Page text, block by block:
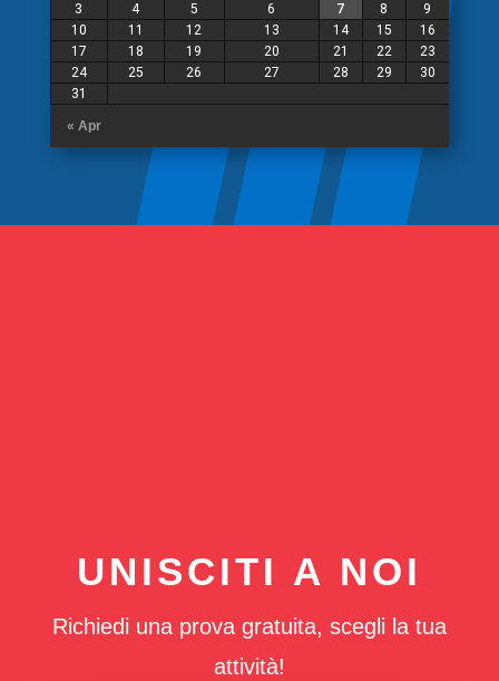
« Apr
3 4 5 6 7 8
9
10
11 12 13 14 15
16
17
18 19 20 21 22
23
24
25 26 27 28 29
30
31
UNISCITI A NOI
Richiedi una prova gratuita, scegli la tua
attività!